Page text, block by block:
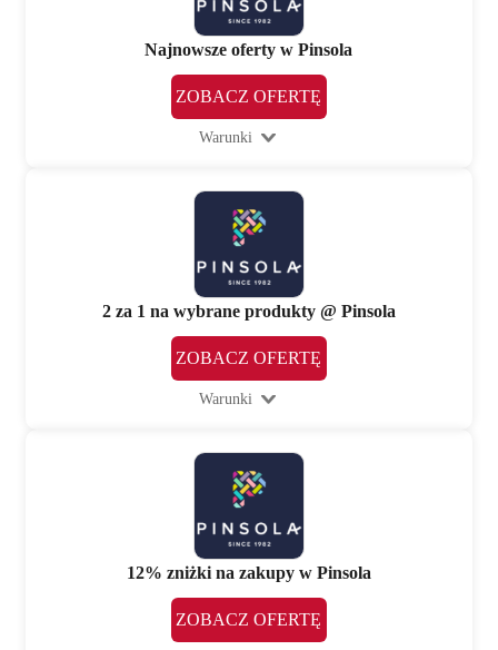
Najnowsze oferty w Pinsola
ZOBACZ OFERTĘ
Warunki
2 za 1 na wybrane produkty @ Pinsola
ZOBACZ OFERTĘ
Warunki
12% zniżki na zakupy w Pinsola
ZOBACZ OFERTĘ